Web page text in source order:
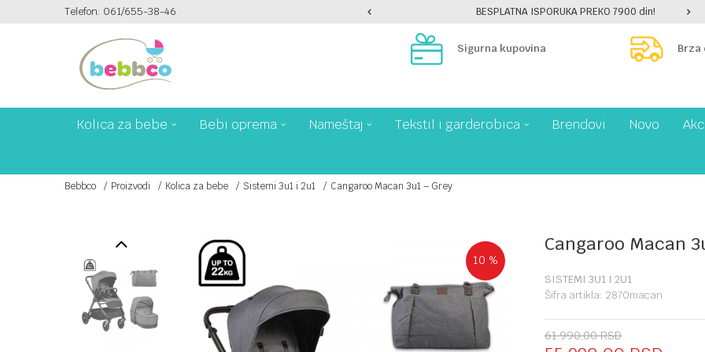
Telefon: 061/655-38-46 BESPLATNA ISPORUKA PREKO 7900 din!
Sigurna kupovina Brza
Kolica za bebe Bebi oprema Nameštaj Tekstil i garderobica Brendovi Novo
Bebbco Proizvodi Kolica za bebe Sistemi 3u1 i 2u1 Cangaroo Macan 3u1 – Grey
10 %
Cangaroo Macan
SISTEMI 3U1 I 2U1
Šifra artikla: 2870macan
61.990,00 RSD